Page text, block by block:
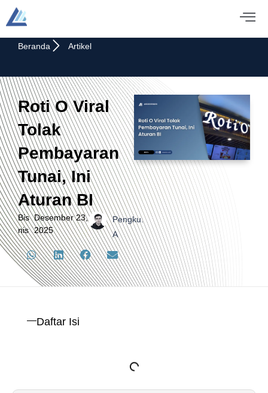
Beranda Artikel
Roti O Viral
Tolak
Pembayaran
Tunai, Ini
Aturan BI
Bis
nis
Desember 23,
2025
Pengku.
A
Daftar Isi